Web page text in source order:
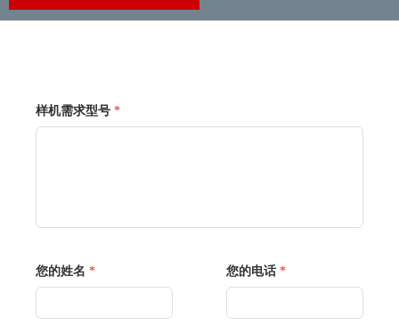
样机需求型号 *
您的姓名 * 您的电话 *